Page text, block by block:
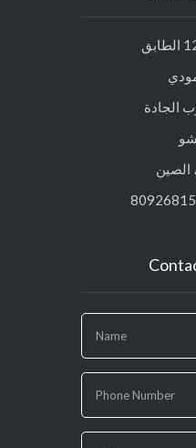
you
are
human,
this